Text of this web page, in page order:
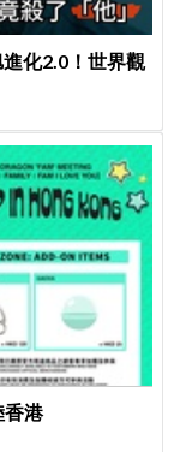
化2.0！世界觀
香港